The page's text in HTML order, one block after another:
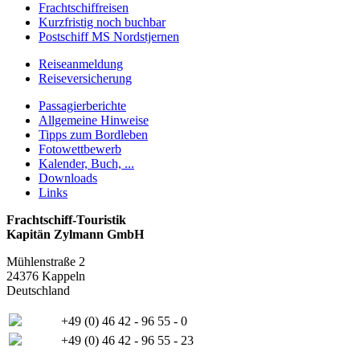
Frachtschiffreisen
Kurzfristig noch buchbar
Postschiff MS Nordstjernen
Reiseanmeldung
Reiseversicherung
Passagierberichte
Allgemeine Hinweise
Tipps zum Bordleben
Fotowettbewerb
Kalender, Buch, ...
Downloads
Links
Frachtschiff-Touristik
Kapitän Zylmann GmbH
Mühlenstraße 2
24376 Kappeln
Deutschland
+49 (0) 46 42 - 96 55 - 0
+49 (0) 46 42 - 96 55 - 23